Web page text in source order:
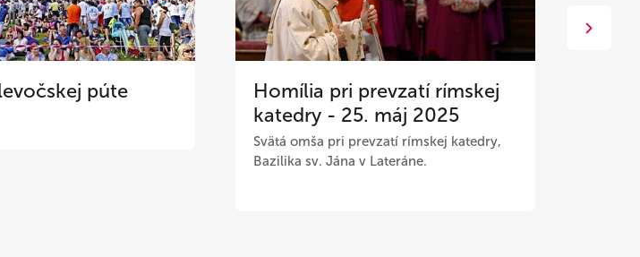
púte
Homília pri prevzatí rímskej
katedry - 25. máj 2025
Svätá omša pri prevzatí rímskej katedry,
Bazilika sv. Jána v Lateráne.